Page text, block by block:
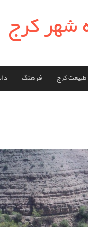
شهر کرج
طبیعت کرج فرهنگ